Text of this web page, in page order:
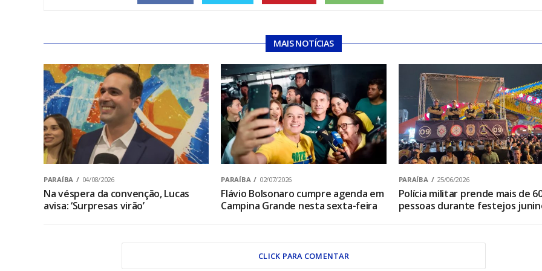
MAIS NOTÍCIAS
PARAÍBA 04/08/2026
Na véspera da convenção, Lucas
avisa: ‘Surpresas virão’
PARAÍBA 02/07/2026
Flávio Bolsonaro cumpre agenda em
Campina Grande nesta sexta-feira
PARAÍBA 25/06/2026
Polícia militar prende mais de
pessoas durante festejos
CLICK PARA COMENTAR